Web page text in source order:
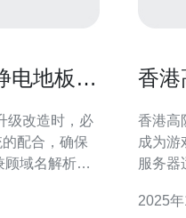
电地板厂
级改造时，必
配合，确保
域名解析、
选择有经验
香港
香港高
成为游
服务器
港高防300G服
2025